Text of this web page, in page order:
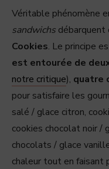
Véritable phénomène
sandwichs débarquent
Cookies. Le principe
est entourée de
notre critique), quatre
pour satisfaire les
salé / glace citron,
cookies chocolat noir /
chocolats / glace
chaleur tout en faisant